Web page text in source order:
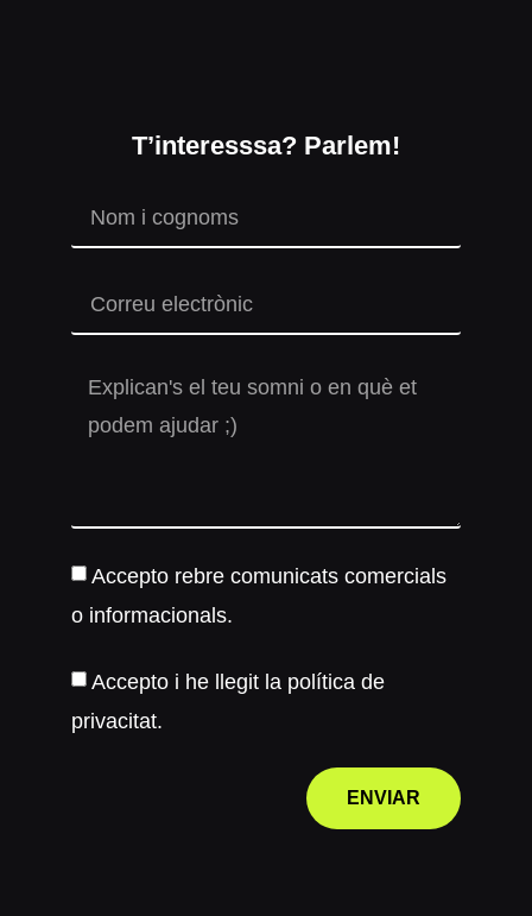
T’interesssa? Parlem!
Accepto rebre comunicats comercials
o informacionals.
Accepto i he llegit la política de
privacitat.
ENVIAR